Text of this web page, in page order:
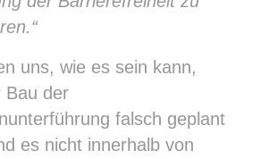
uns, wie es sein kann,
Bau der
falsch geplant
es nicht innerhalb von